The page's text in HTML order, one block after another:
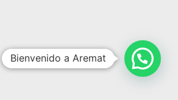
Bienvenido a Aremat